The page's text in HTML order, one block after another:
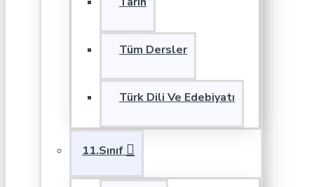
Tüm Dersler
Türk Dili Ve Edebiyatı
11.Sınıf